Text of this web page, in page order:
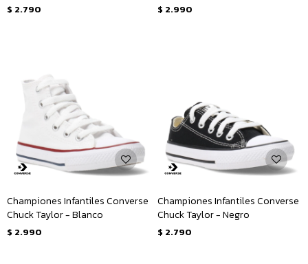
$ 2.790 $ 2.990
Championes Infantiles Converse
Chuck Taylor - Blanco
$ 2.990
Championes Infantiles Converse
Chuck Taylor - Negro
$ 2.790